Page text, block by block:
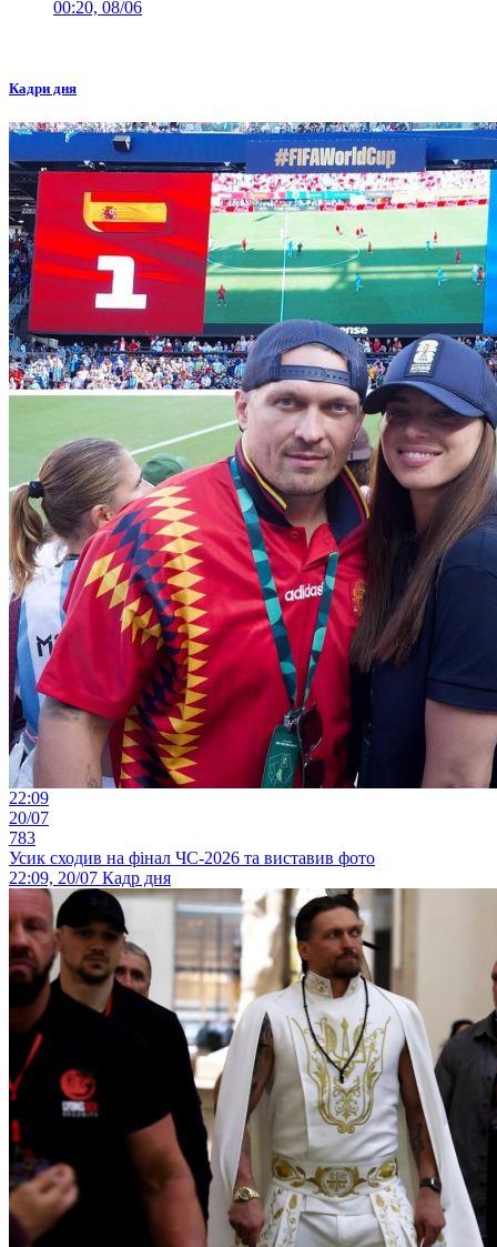
00:20, 08/06
Кадри дня
22:09
20/07
783
Усик сходив на фінал ЧС-2026 та виставив фото
22:09, 20/07 Кадр дня